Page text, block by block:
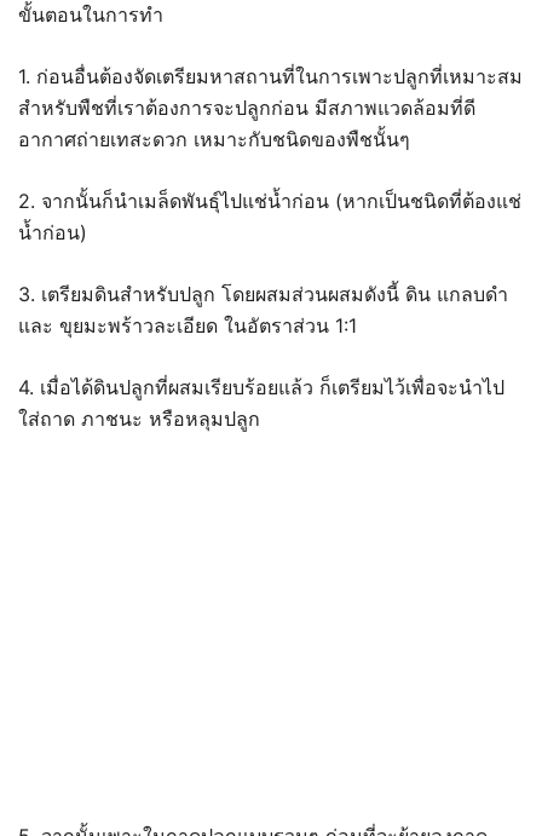
ขั้นตอนในการทำ
1. ก่อนอื่นต้องจัดเตรียมหาสถานที่ในการเพาะปลูกที่เหมาะสม
สำหรับพืชที่เราต้องการจะปลูกก่อน มีสภาพแวดล้อมที่ดี
อากาศถ่ายเทสะดวก เหมาะกับชนิดของพืชนั้นๆ
2. จากนั้นก็นำเมล็ดพันธุ์ไปแช่น้ำก่อน (หากเป็นชนิดที่ต้องแช่
น้ำก่อน)
3. เตรียมดินสำหรับปลูก โดยผสมส่วนผสมดังนี้ ดิน แกลบดำ
และ ขุยมะพร้าวละเอียด ในอัตราส่วน 1:1
4. เมื่อได้ดินปลูกที่ผสมเรียบร้อยแล้ว ก็เตรียมไว้เพื่อจะนำไป
ใส่ถาด ภาชนะ หรือหลุมปลูก